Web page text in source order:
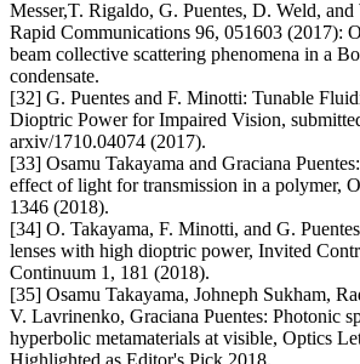
Messer,T. Rigaldo, G. Puentes, D. Weld,
Rapid Communications 96, 051603 (2017):
beam collective scattering phenomena in a
condensate.
[32] G. Puentes and F. Minotti: Tunable
Dioptric Power for Impaired Vision,
arxiv/1710.04074 (2017).
[33] Osamu Takayama and Graciana
effect of light for transmission in a polymer,
1346 (2018).
[34] O. Takayama, F. Minotti, and G.
lenses with high dioptric power, Invited
Continuum 1, 181 (2018).
[35] Osamu Takayama, Johneph Sukham,
V. Lavrinenko, Graciana Puentes: Photonic
hyperbolic metamaterials at visible, Optics
Highlighted as Editor's Pick 2018.